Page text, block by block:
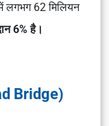
लगभग 62 मिलियन
6% है।
Bridge)